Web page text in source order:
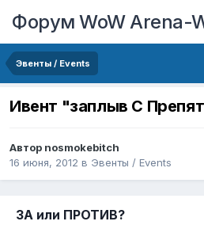
Форум WoW Arena-
Эвенты / Events
Ивент "заплыв С
Автор nosmokebitch
16 июня, 2012 в Эвенты / Events
ЗА или ПРОТИВ?